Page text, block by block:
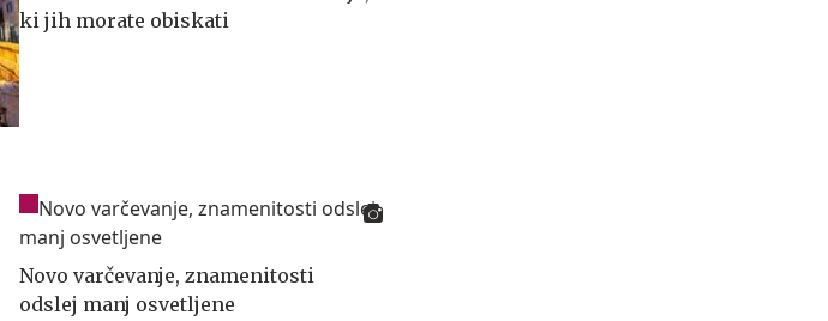
ki jih morate obiskati
Novo varčevanje, znamenitosti
odslej manj osvetljene